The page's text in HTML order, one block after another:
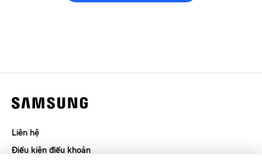
Liên hệ
Điều kiện điều khoản